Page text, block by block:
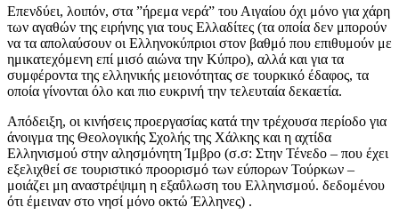
Επενδύει, λοιπόν, στα ”ήρεμα νερά” του Αιγαίου όχι μόνο για χάρη
των αγαθών της ειρήνης για τους Ελλαδίτες (τα οποία δεν μπορούν
να τα απολαύσουν οι Ελληνοκύπριοι στον βαθμό που επιθυμούν με
ημικατεχόμενη επί μισό αιώνα την Κύπρο), αλλά και για τα
συμφέροντα της ελληνικής μειονότητας σε τουρκικό έδαφος, τα
οποία γίνονται όλο και πιο ευκρινή την τελευταία δεκαετία.
Απόδειξη, οι κινήσεις προεργασίας κατά την τρέχουσα περίοδο για
άνοιγμα της Θεολογικής Σχολής της Χάλκης και η αχτίδα
Ελληνισμού στην αλησμόνητη Ίμβρο (σ.σ: Στην Τένεδο – που έχει
εξελιχθεί σε τουριστικό προορισμό των εύπορων Τούρκων –
μοιάζει μη αναστρέψιμη η εξαΰλωση του Ελληνισμού. δεδομένου
ότι έμειναν στο νησί μόνο οκτώ Έλληνες) .